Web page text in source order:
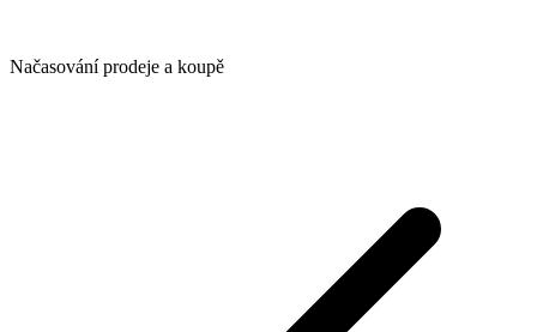
Načasování prodeje a koupě